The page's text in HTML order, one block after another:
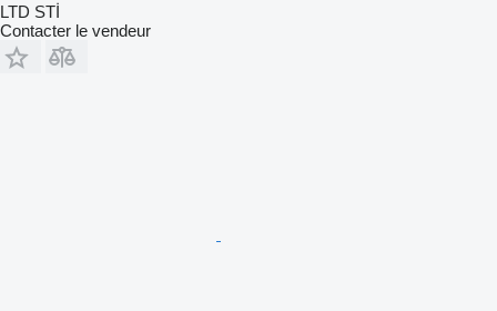
LTD STİ
Contacter le vendeur